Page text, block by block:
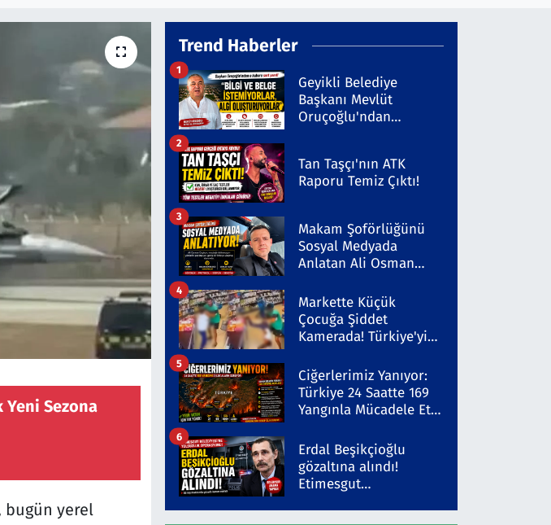
Yeni Sezona
bugün yerel
Trend Haberler
Geyikli Belediye
Başkanı Mevlüt
Oruçoğlu'ndan
1
Tan Taşçı'nın ATK
Raporu Temiz Çıktı!
2
Makam Şoförlüğünü
Sosyal Medyada
Anlatan Ali Osman
3
Markette Küçük
Çocuğa Şiddet
Kamerada! Türkiye'yi
Şüpheli Gözaltında
4
Ciğerlerimiz Yanıyor:
Türkiye 24 Saatte 169
Yangınla Mücadele Etti!
5
Erdal Beşikçioğlu
gözaltına alındı!
Etimesgut
6